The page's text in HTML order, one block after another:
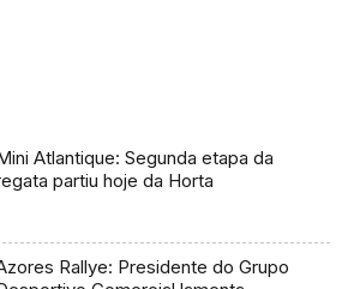
Atlantique: Segunda etapa da
partiu hoje da Horta
Rallye: Presidente do Grupo